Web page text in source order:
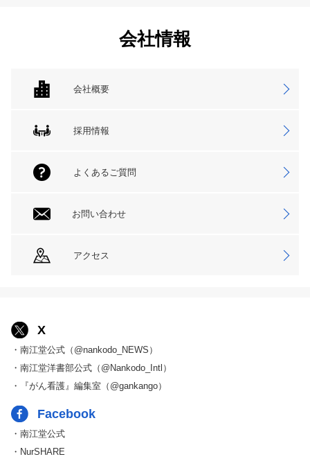
会社情報
会社概要
採用情報
よくあるご質問
お問い合わせ
アクセス
X
・南江堂公式（@nankodo_NEWS）
・南江堂洋書部公式（@Nankodo_Intl）
・『がん看護』編集室（@gankango）
Facebook
・南江堂公式
・NurSHARE